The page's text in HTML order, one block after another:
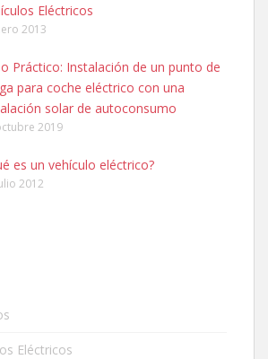
Eléctricos
2013
Práctico: Instalación de un punto de
para coche eléctrico con una
solar de autoconsumo
2019
es un vehículo eléctrico?
2012
Eléctricos